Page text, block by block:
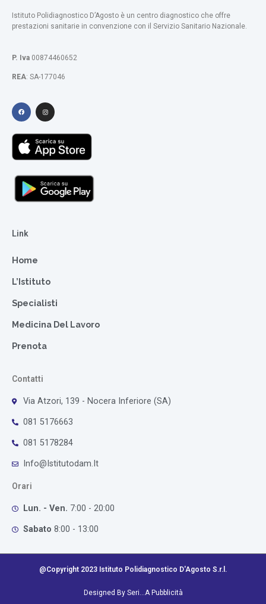
Istituto Polidiagnostico D’Agosto​ è un centro diagnostico che offre
prestazioni sanitarie in convenzione con il Servizio Sanitario Nazionale.
P. Iva 00874460652
REA: SA-177046
Link
Home
L’Istituto
Specialisti
Medicina Del Lavoro
Prenota
Contatti
Via Atzori, 139 - Nocera Inferiore (SA)
081 5176663
081 5178284
Info@istitutodam.it
Orari
Lun. - Ven. 7:00 - 20:00
Sabato 8:00 - 13:00
@Copyright 2023 Istituto Polidiagnostico D'Agosto S.r.l.
Designed By Seri...A Pubblicità